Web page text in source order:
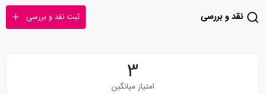
نقد و بررسی ثبت نقد و بررسی
3
امتیاز میانگین